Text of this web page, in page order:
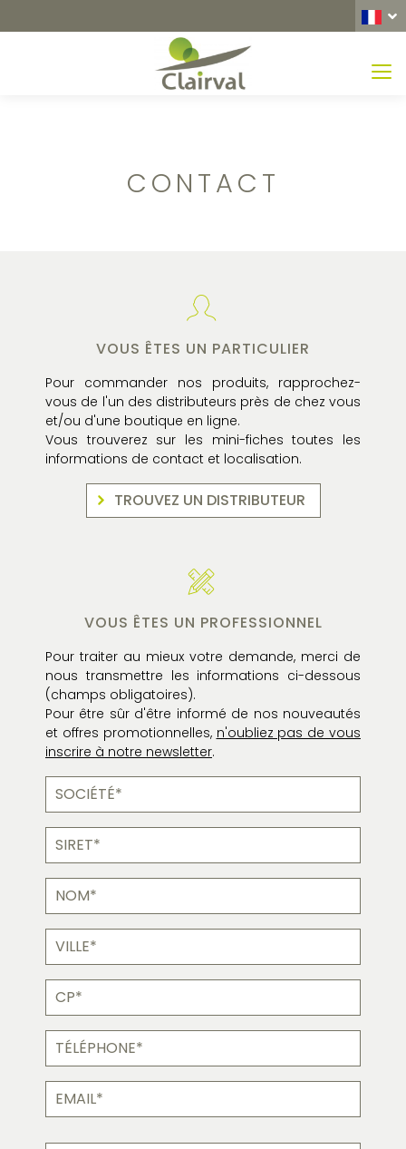
CONTACT
VOUS ÊTES UN PARTICULIER
Pour commander nos produits, rapprochez-
vous de l'un des distributeurs près de chez vous
et/ou d'une boutique en ligne.
Vous trouverez sur les mini-fiches toutes les
informations de contact et localisation.
TROUVEZ UN DISTRIBUTEUR
VOUS ÊTES UN PROFESSIONNEL
Pour traiter au mieux votre demande, merci de
nous transmettre les informations ci-dessous
(champs obligatoires).
Pour être sûr d'être informé de nos nouveautés
et offres promotionnelles, n'oubliez pas de vous
inscrire à notre newsletter.
Société
Siret
Nom
Ville
CP
Téléphone
Email